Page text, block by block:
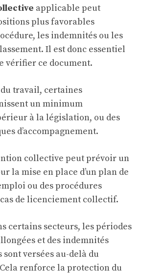
applicable peut
plus favorables
les indemnités ou les
Il est donc essentiel
vérifier ce document.
travail, certaines
un minimum
à la législation, ou des
d’accompagnement.
collective peut prévoir un
la mise en place d’un plan de
ou des procédures
de licenciement collectif.
certains secteurs, les périodes
et des indemnités
versées au-delà du
renforce la protection du